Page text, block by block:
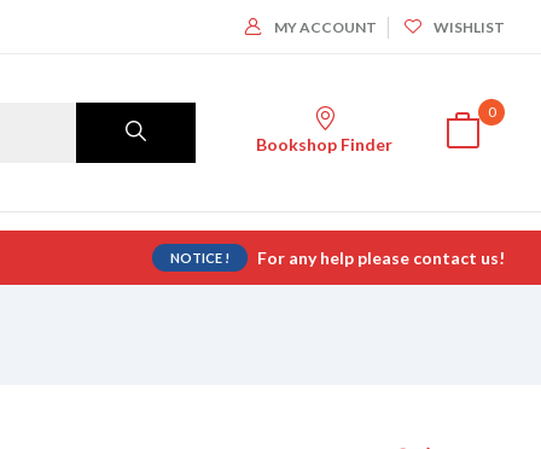
MY ACCOUNT WISHLIST
Bookshop Finder
0
NOTICE ! For any help please contact us!